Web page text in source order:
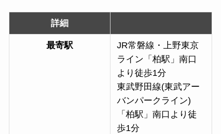
詳細
最寄駅
JR常磐線・上野東京
ライン「柏駅」南口
より徒歩1分
東武野田線(東武アー
バンパークライン)
「柏駅」南口より徒
歩1分